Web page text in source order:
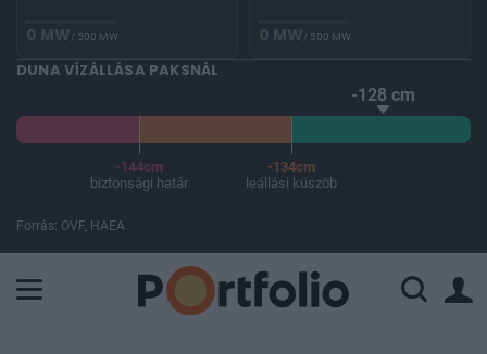
0 MW/ 500 MW 0 MW/ 500 MW
DUNA VÍZÁLLÁSA PAKSNÁL
-128 cm
-144cm
biztonsági határ
-134cm
leállási küszöb
Forrás: OVF, HAEA